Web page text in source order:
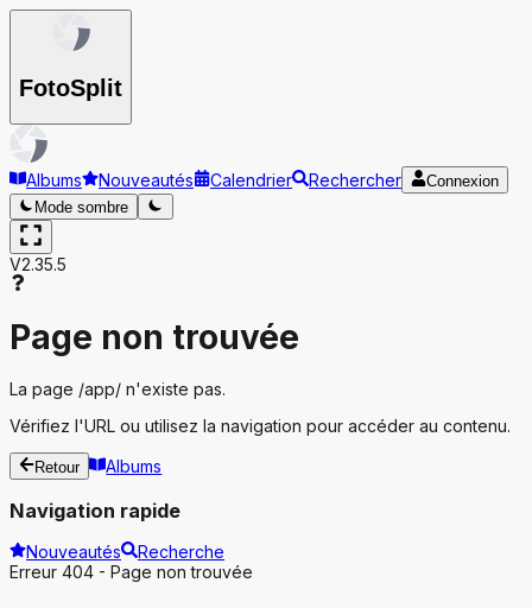
FotoSplit
Albums Nouveautés Calendrier Rechercher
Connexion
Mode sombre
V2.35.5
Page non trouvée
La page /app/ n'existe pas.
Vérifiez l'URL ou utilisez la navigation pour accéder au contenu.
Retour Albums
Navigation rapide
Nouveautés
Recherche
Erreur 404 - Page non trouvée